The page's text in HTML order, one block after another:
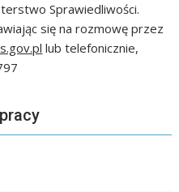
Sprawiedliwości.
się na rozmowę przez
lub telefonicznie,